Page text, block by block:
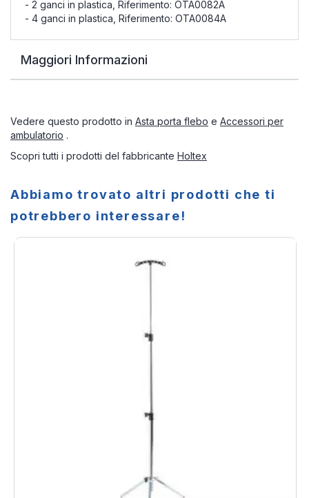
- 2 ganci in plastica, Riferimento: OTA0082A
- 4 ganci in plastica, Riferimento: OTA0084A
Maggiori Informazioni
Vedere questo prodotto in Asta porta flebo e Accessori per
ambulatorio .
Scopri tutti i prodotti del fabbricante Holtex
Abbiamo trovato altri prodotti che ti
potrebbero interessare!